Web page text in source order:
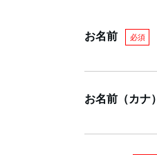
お名前 必須
お名前（カナ）